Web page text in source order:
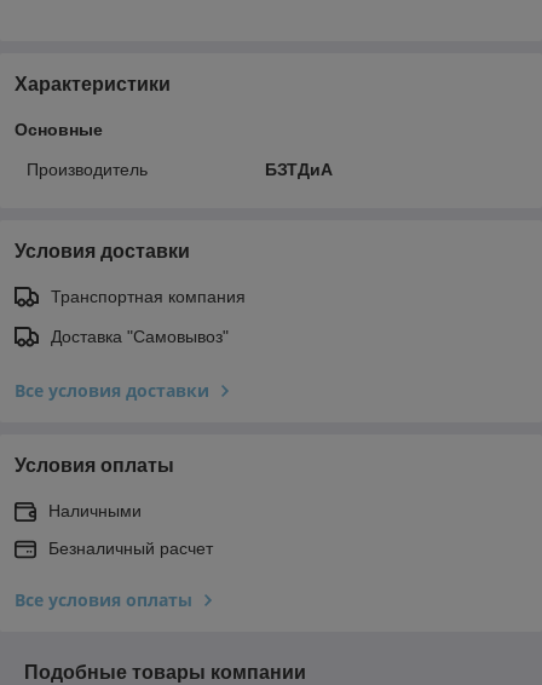
Характеристики
Основные
Производитель БЗТДиА
Условия доставки
Транспортная компания
Доставка "Самовывоз"
Все условия доставки
Условия оплаты
Наличными
Безналичный расчет
Все условия оплаты
Подобные товары компании